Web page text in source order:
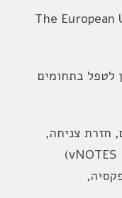
The European
לטפל בתחומים
חזרת צניחה,